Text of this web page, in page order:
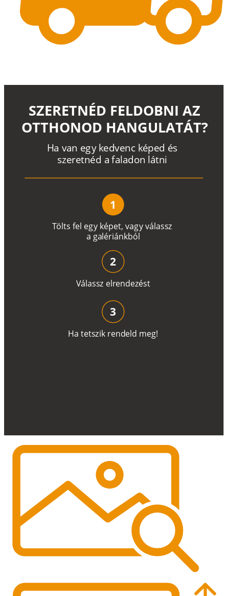
Tölts fel egy képet, vagyválassz
a galériánkból
Ha van egy kedvenc képed és
szeretnéd a faladon látni
SZERETNÉD FELDOBNI AZ
OTTHONOD HANGULATÁT?
1
Válassz elrendezést
2
Ha tetszik rendeld meg!
3